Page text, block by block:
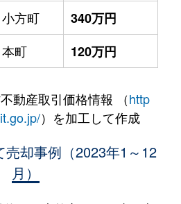
小方町
340万円
本町 120万円
動産取引価格情報 （http
）を加工して作成
売却事例（2023年1～12
月）